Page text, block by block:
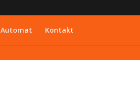
Automat Kontakt